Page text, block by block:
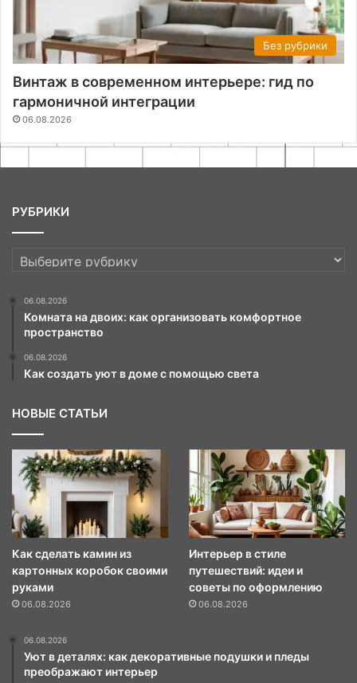
Без рубрики
Винтаж в современном интерьере: гид по
гармоничной интеграции
06.08.2026
РУБРИКИ
РУБРИКИ
06.08.2026
Комната на двоих: как организовать комфортное
пространство
06.08.2026
Как создать уют в доме с помощью света
НОВЫЕ СТАТЬИ
Как сделать камин из
картонных коробок своими
руками
06.08.2026
Интерьер в стиле
путешествий: идеи и
советы по оформлению
06.08.2026
06.08.2026
Уют в деталях: как декоративные подушки и пледы
преображают интерьер